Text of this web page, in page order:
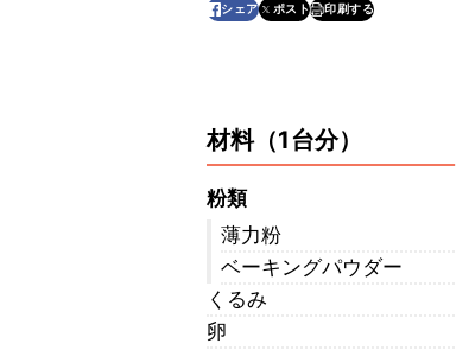
シェア ポスト 印刷する
材料（1台分）
粉類
薄力粉
ベーキングパウダー
くるみ
卵